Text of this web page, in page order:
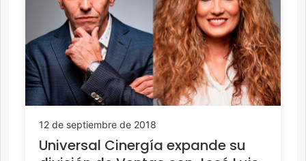
12 de septiembre de 2018
Universal Cinergía expande su